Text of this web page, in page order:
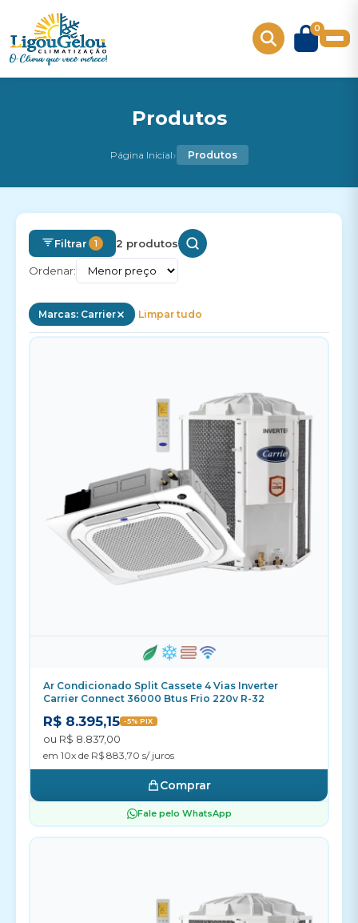
0
Produtos
Página Inicial› Produtos
Filtrar 1 2 produtos
Ordenar:
Marcas: Carrier Limpar tudo
Ar Condicionado Split Cassete 4 Vias Inverter
Carrier Connect 36000 Btus Frio 220v R-32
R$ 8.395,15 -5% PIX
ou R$ 8.837,00
em 10x de R$ 883,70 s/ juros
Comprar
Fale pelo WhatsApp